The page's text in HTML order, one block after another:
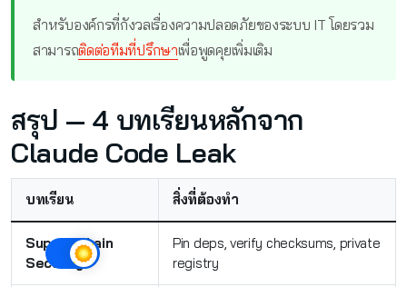
สำหรับองค์กรที่กังวลเรื่องความปลอดภัยของระบบ IT โดยรวม
สามารถติดต่อทีมที่ปรึกษาเพื่อพูดคุยเพิ่มเติม
สรุป — 4 บทเรียนหลักจาก
Claude Code Leak
บทเรียน สิ่งที่ต้องทำ
Supply Chain
Security
Pin deps, verify checksums, private
registry